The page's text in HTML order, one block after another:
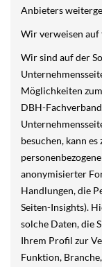
Anbieters
Wir verweisen auf
Wir sind auf der
Möglichkeiten
DBH-
besuchen, kann
anonymisierter
Handlungen, die
Seiten-Insights).
solche Daten, die
Ihrem Profil zur
Funktion,